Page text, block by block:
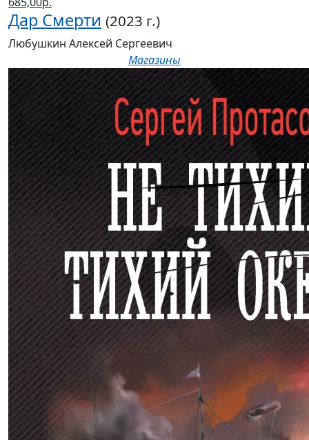
Дар Смерти (2023 г.)
Любушкин Алексей Сергеевич
Магазины